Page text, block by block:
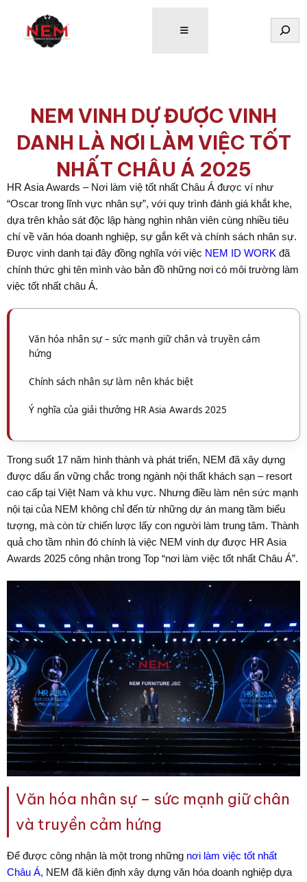
Tìm
kiếm
NEM VINH DỰ ĐƯỢC VINH
DANH LÀ NƠI LÀM VIỆC TỐT
NHẤT CHÂU Á 2025
HR Asia Awards – Nơi làm việ tốt nhất Châu Á được ví như
“Oscar trong lĩnh vực nhân sự”, với quy trình đánh giá khắt khe,
dựa trên khảo sát độc lập hàng nghìn nhân viên cùng nhiều tiêu
chí về văn hóa doanh nghiệp, sự gắn kết và chính sách nhân sự.
Được vinh danh tại đây đồng nghĩa với việc NEM ID WORK đã
chính thức ghi tên mình vào bản đồ những nơi có môi trường làm
việc tốt nhất châu Á.
Văn hóa nhân sự – sức mạnh giữ chân và truyền cảm
hứng
Chính sách nhân sự làm nên khác biệt
Ý nghĩa của giải thưởng HR Asia Awards 2025
Trong suốt 17 năm hình thành và phát triển, NEM đã xây dựng
được dấu ấn vững chắc trong ngành nội thất khách sạn – resort
cao cấp tại Việt Nam và khu vực. Nhưng điều làm nên sức mạnh
nội tại của NEM không chỉ đến từ những dự án mang tầm biểu
tượng, mà còn từ chiến lược lấy con người làm trung tâm. Thành
quả cho tầm nhìn đó chính là việc NEM vinh dự được HR Asia
Awards 2025 công nhận trong Top “nơi làm việc tốt nhất Châu Á”.
Văn hóa nhân sự – sức mạnh giữ chân
và truyền cảm hứng
Để được công nhận là một trong những nơi làm việc tốt nhất
Châu Á, NEM đã kiên định xây dựng văn hóa doanh nghiệp dựa